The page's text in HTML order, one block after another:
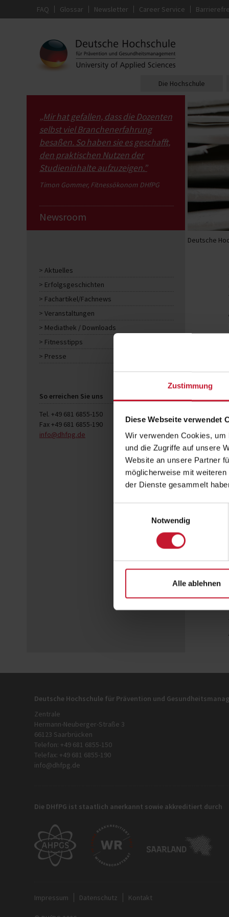
Zustimmung
Diese Webseite verwendet
Wir verwenden Cookies,
und die Zugriffe auf unsere
Website an unsere Partner
möglicherweise mit
der Dienste gesammelt
Notwendig
Alle ablehnen
FAQ Glossar Newsletter Career Service
Die Hochschule
„Mir hat gefallen, dass die Dozenten
selbst viel Branchenerfahrung
besaßen. So haben sie es geschafft,
den praktischen Nutzen der
Studieninhalte aufzuzeigen.”
Timon Gommer, Fitnessökonom DHfPG
Newsroom
Aktuelles
Erfolgsgeschichten
Fachartikel/Fachnews
Veranstaltungen
Mediathek / Downloads
Fitnesstipps
Presse
So erreichen Sie uns
Tel. +49 681 6855-150
Fax +49 681 6855-190
info@dhfpg.de
Deutsche
Deutsche Hochschule für Prävention und
Zentrale
Hermann-Neuberger-Straße 3
66123 Saarbrücken
Telefon: +49 681 6855-150
Telefax: +49 681 6855-190
info@dhfpg.de
Die DHfPG ist staatlich anerkannt sowie akkreditiert durch
Impressum Datenschutz Kontakt